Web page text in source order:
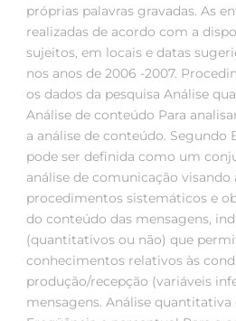
próprias palavras gravadas. As
realizadas de acordo com a
sujeitos, em locais e datas
nos anos de 2006 -2007.
os dados da pesquisa Análise
Análise de conteúdo Para
a análise de conteúdo. Segundo
pode ser definida como um
análise de comunicação visando
procedimentos sistemáticos e
do conteúdo das mensagens,
(quantitativos ou não) que
conhecimentos relativos às
produção/recepção (variáveis
mensagens. Análise quantitativa